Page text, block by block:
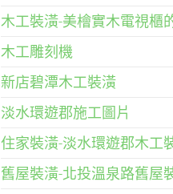
木工裝潢-美檜實木電視櫃
木工雕刻機
新店碧潭木工裝潢
淡水環遊郡施工圖片
住家裝潢-淡水環遊郡木工
舊屋裝潢-北投溫泉路舊屋